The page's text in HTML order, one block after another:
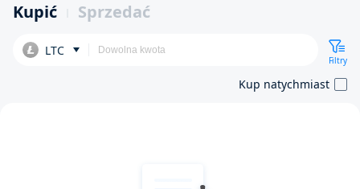
Kupić Sprzedać
LTC
Filtry
Kup natychmiast